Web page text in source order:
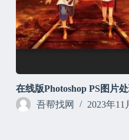
在线版Photoshop PS图片
吾帮找网
2023年11